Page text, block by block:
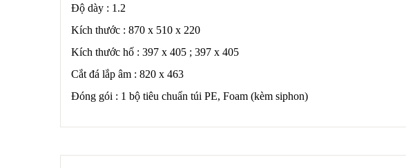
Độ dày : 1.2
Kích thước : 870 x 510 x 220
Kích thước hố : 397 x 405 ; 397 x 405
Cắt đá lắp âm : 820 x 463
Đóng gói : 1 bộ tiêu chuẩn túi PE, Foam (kèm siphon)